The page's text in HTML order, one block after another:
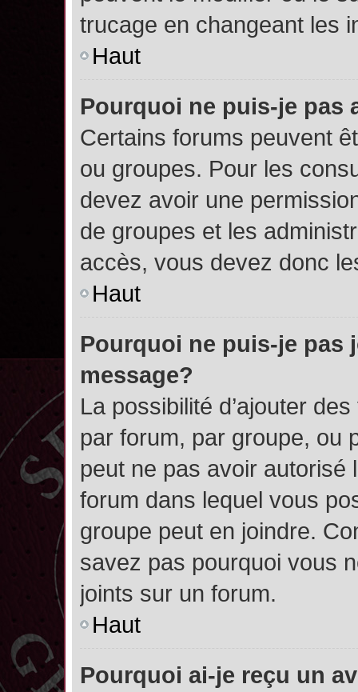
trucage en changeant les
Haut
Pourquoi ne puis-je pas
Certains forums peuvent
ou groupes. Pour les
devez avoir une
de groupes et les
accès, vous devez donc
Haut
Pourquoi ne puis-je pas
message?
La possibilité d’ajouter
par forum, par groupe, ou
peut ne pas avoir autorisé
forum dans lequel vous
groupe peut en joindre.
savez pas pourquoi vous
joints sur un forum.
Haut
Pourquoi ai-je reçu un